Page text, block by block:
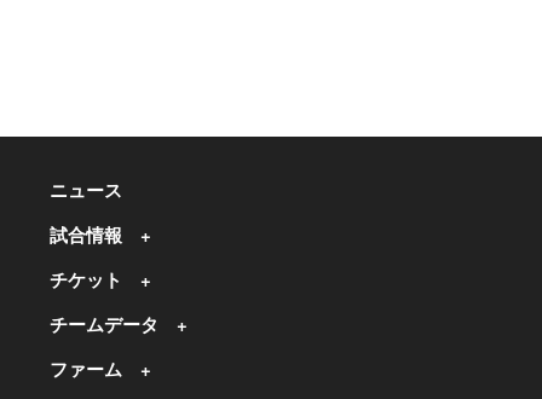
ニュース
試合情報
チケット
チームデータ
ファーム